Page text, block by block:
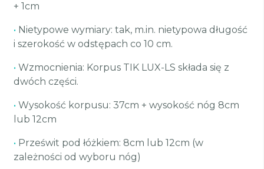
+ 1cm
• Nietypowe wymiary: tak, m.in. nietypowa długość
i szerokość w odstępach co 10 cm.
• Wzmocnienia: Korpus TIK LUX-LS składa się z
dwóch części.
• Wysokość korpusu: 37cm + wysokość nóg 8cm
lub 12cm
• Prześwit pod łóżkiem: 8cm lub 12cm (w
zależności od wyboru nóg)